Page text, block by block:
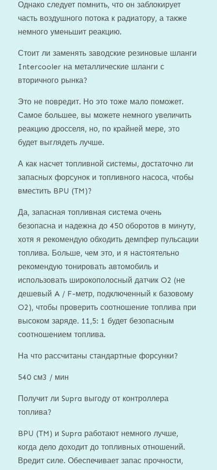
Однако следует помнить, что он заблокирует
часть воздушного потока к радиатору, а также
немного уменьшит реакцию.
Стоит ли заменять заводские резиновые шланги
Intercooler на металлические шланги с
вторичного рынка?
Это не повредит. Но это тоже мало поможет.
Самое большее, вы можете немного увеличить
реакцию дросселя, но, по крайней мере, это
будет выглядеть лучше.
А как насчет топливной системы, достаточно ли
запасных форсунок и топливного насоса, чтобы
вместить BPU (TM)?
Да, запасная топливная система очень
безопасна и надежна до 450 оборотов в минуту,
хотя я рекомендую обходить демпфер пульсации
топлива. Больше, чем это, и я настоятельно
рекомендую тонировать автомобиль и
использовать широкополосный датчик O2 (не
дешевый A / F-метр, подключенный к базовому
O2), чтобы проверить соотношение топлива при
высоком заряде. 11,5: 1 будет безопасным
соотношением топлива.
На что рассчитаны стандартные форсунки?
540 см3 / мин
Получит ли Supra выгоду от контроллера
топлива?
BPU (TM) и Supra работают немного лучше,
когда дело доходит до топливных отношений.
Вредит силе. Обеспечивает запас прочности,